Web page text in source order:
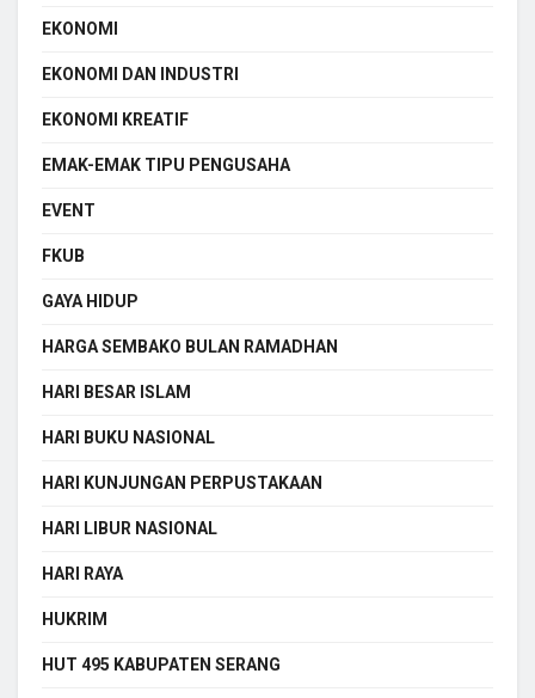
EKONOMI
EKONOMI DAN INDUSTRI
EKONOMI KREATIF
EMAK-EMAK TIPU PENGUSAHA
EVENT
FKUB
GAYA HIDUP
HARGA SEMBAKO BULAN RAMADHAN
HARI BESAR ISLAM
HARI BUKU NASIONAL
HARI KUNJUNGAN PERPUSTAKAAN
HARI LIBUR NASIONAL
HARI RAYA
HUKRIM
HUT 495 KABUPATEN SERANG